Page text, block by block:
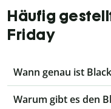
Häufig
Friday
Wann genau ist
Warum gibt es den